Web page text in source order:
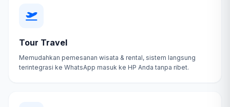
Tour Travel
Memudahkan pemesanan wisata & rental, sistem langsung
terintegrasi ke WhatsApp masuk ke HP Anda tanpa ribet.